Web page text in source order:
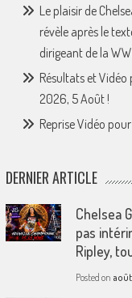
Le plaisir de
révèle après le
dirigeant de la
Résultats et
2026, 5 Août !
Reprise Vidéo
DERNIER ARTICLE
Chelsea
pas
Ripley,
Posted on